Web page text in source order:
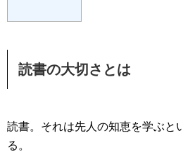
読書の大切さとは
読書。それは先人の知恵を学ぶと
る。